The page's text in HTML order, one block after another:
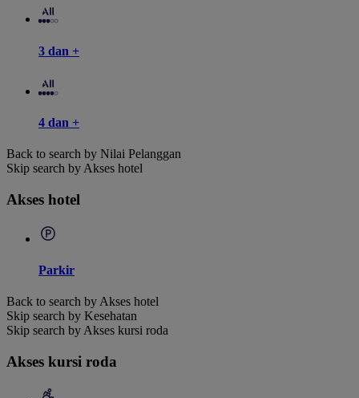
3 dan +
4 dan +
Back to search by Nilai Pelanggan
Skip search by Akses hotel
Akses hotel
Parkir
Back to search by Akses hotel
Skip search by Kesehatan
Skip search by Akses kursi roda
Akses kursi roda